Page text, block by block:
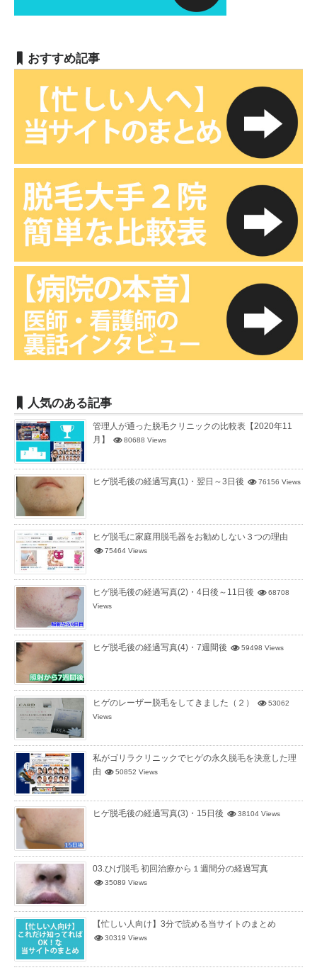
おすすめ記事
人気のある記事
管理人が通った脱毛クリニックの比較表【2020年11
月】
80688 Views
ヒゲ脱毛後の経過写真(1)・翌日～3日後 76156 Views
ヒゲ脱毛に家庭用脱毛器をお勧めしない３つの理由
75464 Views
ヒゲ脱毛後の経過写真(2)・4日後～11日後
68708
Views
ヒゲ脱毛後の経過写真(4)・7週間後 59498 Views
ヒゲのレーザー脱毛をしてきました（２）
53062
Views
私がゴリラクリニックでヒゲの永久脱毛を決意した理
由
50852 Views
ヒゲ脱毛後の経過写真(3)・15日後 38104 Views
03.ひげ脱毛 初回治療から１週間分の経過写真
35089 Views
【忙しい人向け】3分で読める当サイトのまとめ
30319 Views